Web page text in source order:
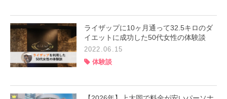
ライザップに10ヶ月通って32.5キロのダ
イエットに成功した50代女性の体験談
2022.06.15
体験談